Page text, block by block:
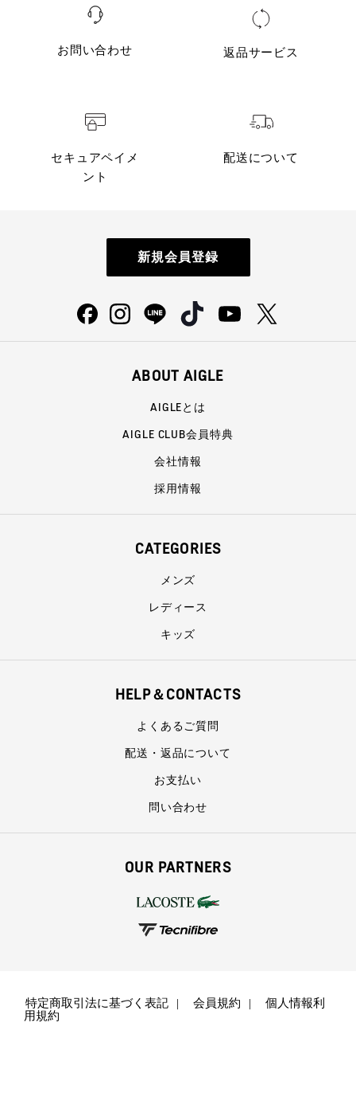
お問い合わせ 返品サービス
セキュアペイメ
ント
配送について
新規会員登録
ABOUT AIGLE
AIGLEとは
AIGLE CLUB会員特典
会社情報
採用情報
CATEGORIES
メンズ
レディース
キッズ
HELP＆CONTACTS
よくあるご質問
配送・返品について
お支払い
問い合わせ
OUR PARTNERS
特定商取引法に基づく表記 会員規約
個人情報利
用規約